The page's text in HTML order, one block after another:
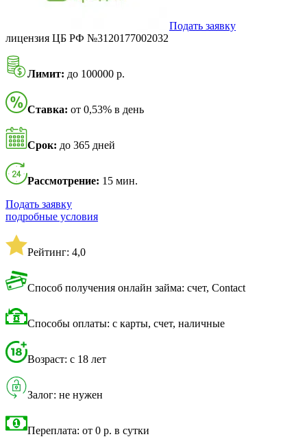
Подать заявку
лицензия ЦБ РФ №3120177002032
Лимит: до 100000 р.
Ставка: от 0,53% в день
Срок: до 365 дней
Рассмотрение: 15 мин.
Подать заявку
подробные условия
Рейтинг: 4,0
Способ получения онлайн займа: счет, Contact
Способы оплаты: с карты, счет, наличные
Возраст: с 18 лет
Залог: не нужен
Переплата: от 0 р. в сутки